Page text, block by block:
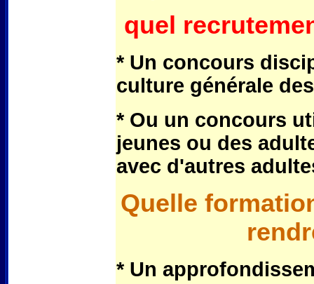
quel
* Un concours
culture générale
* Ou un concours
jeunes ou des
avec d'autres
Quelle
* Un